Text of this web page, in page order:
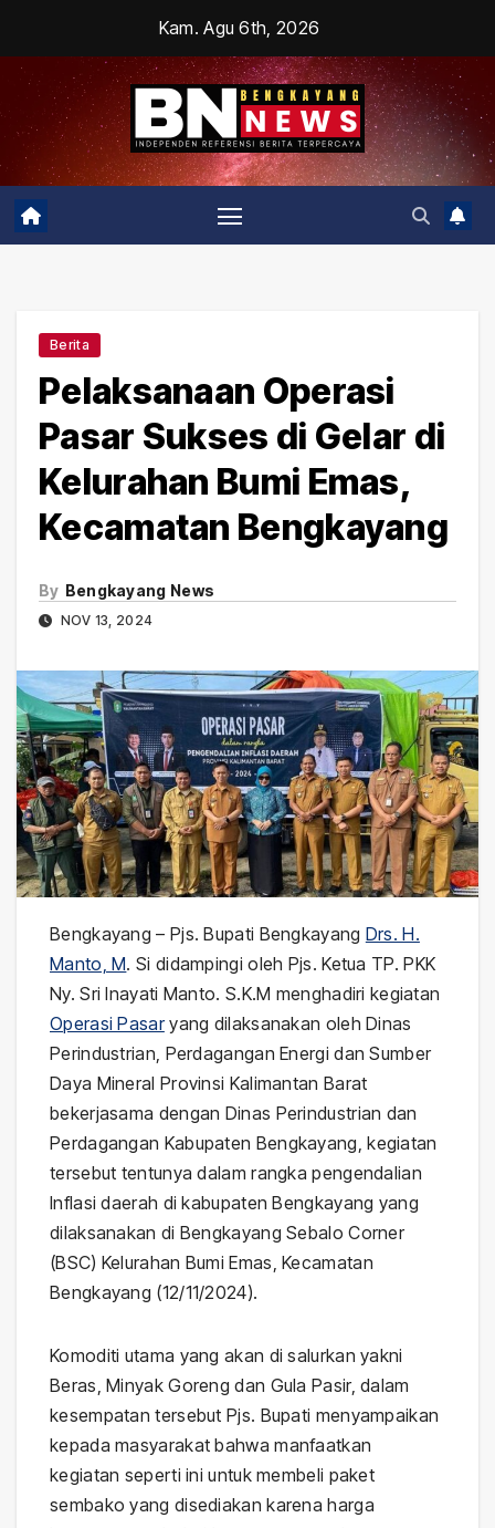
content
Kam. Agu 6th, 2026
Berita
Pelaksanaan Operasi
Pasar Sukses di Gelar di
Kelurahan Bumi Emas,
Kecamatan Bengkayang
By Bengkayang News
NOV 13, 2024
Bengkayang – Pjs. Bupati Bengkayang Drs. H.
Manto, M. Si didampingi oleh Pjs. Ketua TP. PKK
Ny. Sri Inayati Manto. S.K.M menghadiri kegiatan
Operasi Pasaryang dilaksanakan oleh Dinas
Perindustrian, Perdagangan Energi dan Sumber
Daya Mineral Provinsi Kalimantan Barat
bekerjasama dengan Dinas Perindustrian dan
Perdagangan Kabupaten Bengkayang, kegiatan
tersebut tentunya dalam rangka pengendalian
Inflasi daerah di kabupaten Bengkayang yang
dilaksanakan di Bengkayang Sebalo Corner
(BSC) Kelurahan Bumi Emas, Kecamatan
Bengkayang (12/11/2024).
Komoditi utama yang akan di salurkan yakni
Beras, Minyak Goreng dan Gula Pasir, dalam
kesempatan tersebut Pjs. Bupati menyampaikan
kepada masyarakat bahwa manfaatkan
kegiatan seperti ini untuk membeli paket
sembako yang disediakan karena harga